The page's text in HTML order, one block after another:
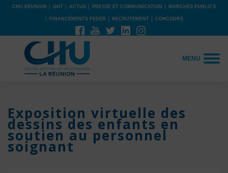
CHU RÉUNION GHT ACTUS PRESSE ET COMMUNICATION MARCHÉS PUBLICS
FINANCEMENTS FEDER RECRUTEMENT CONCOURS
MENU
Exposition virtuelle des
dessins des enfants en
soutien au personnel
soignant